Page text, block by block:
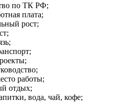
по ТК РФ;
плата;
рост;
работы;
отдых;
вода, чай, кофе;